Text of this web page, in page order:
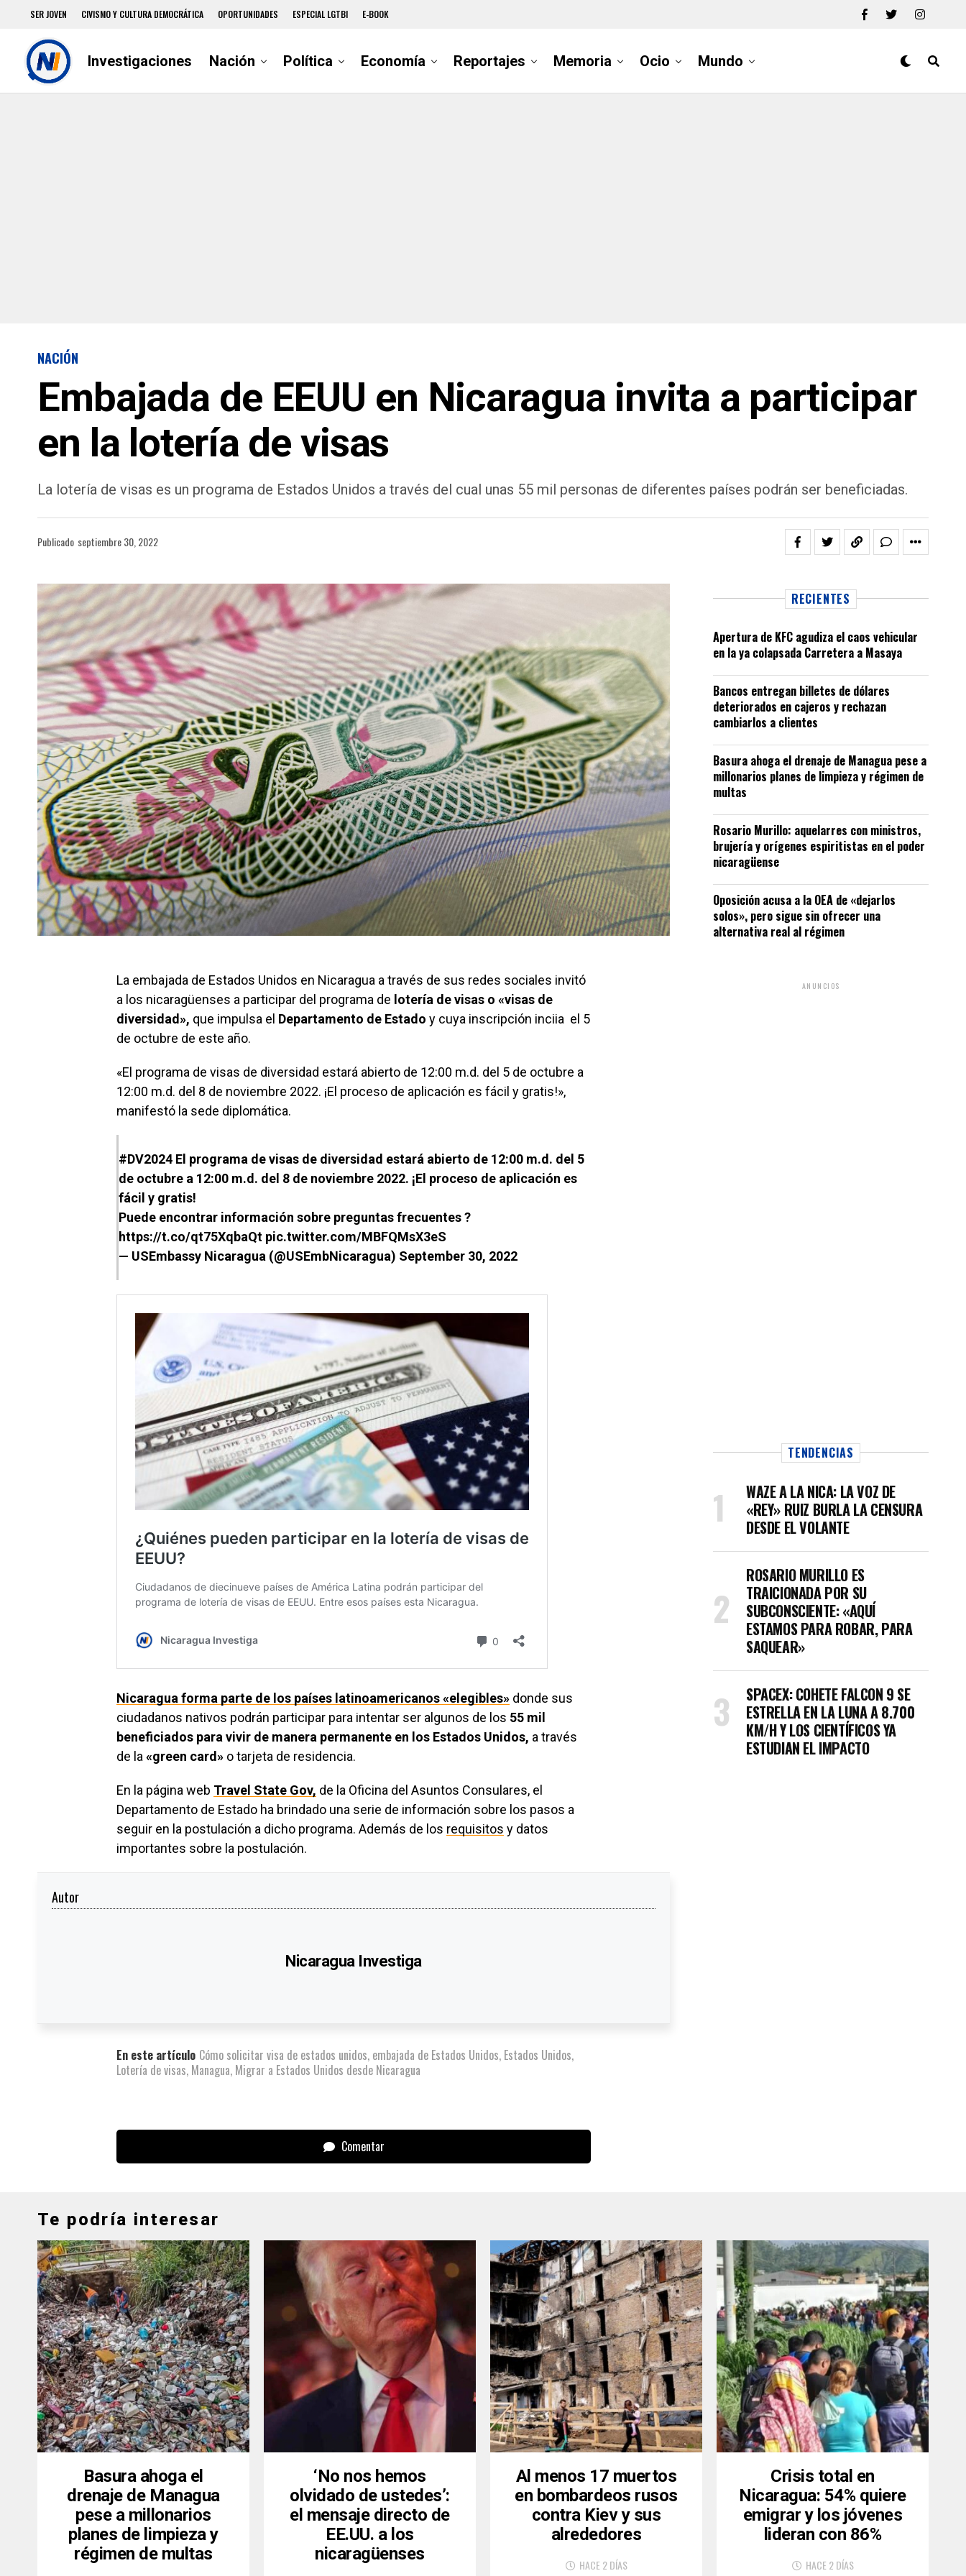
SER JOVEN CIVISMO Y CULTURA DEMOCRÁTICA OPORTUNIDADES ESPECIAL LGTBI E-BOOK
Investigaciones Nación Política Economía Reportajes Memoria Ocio Mundo
NACIÓN
Embajada de EEUU en Nicaragua invita a participar
en la lotería de visas
La lotería de visas es un programa de Estados Unidos a través del cual unas 55 mil personas de diferentes países podrán ser beneficiadas.
Publicado septiembre 30, 2022
La embajada de Estados Unidos en Nicaragua a través de sus redes sociales invitó
a los nicaragüenses a participar del programa de lotería de visas o «visas de
diversidad», que impulsa el Departamento de Estado y cuya inscripción inciia el 5
de octubre de este año.
«El programa de visas de diversidad estará abierto de 12:00 m.d. del 5 de octubre a
12:00 m.d. del 8 de noviembre 2022. ¡El proceso de aplicación es fácil y gratis!»,
manifestó la sede diplomática.
#DV2024 El programa de visas de diversidad estará abierto de 12:00 m.d. del 5
de octubre a 12:00 m.d. del 8 de noviembre 2022. ¡El proceso de aplicación es
fácil y gratis!
Puede encontrar información sobre preguntas frecuentes ?
https://t.co/qt75XqbaQt pic.twitter.com/MBFQMsX3eS
— USEmbassy Nicaragua (@USEmbNicaragua) September 30, 2022
Nicaragua forma parte de los países latinoamericanos «elegibles» donde sus
ciudadanos nativos podrán participar para intentar ser algunos de los 55 mil
beneficiados para vivir de manera permanente en los Estados Unidos, a través
de la «green card» o tarjeta de residencia.
En la página web Travel State Gov, de la Oficina del Asuntos Consulares, el
Departamento de Estado ha brindado una serie de información sobre los pasos a
seguir en la postulación a dicho programa. Además de los requisitos y datos
importantes sobre la postulación.
Autor
Nicaragua Investiga
En este artículo Cómo solicitar visa de estados unidos, embajada de Estados Unidos, Estados Unidos,
Lotería de visas, Managua, Migrar a Estados Unidos desde Nicaragua
Comentar
RECIENTES
Apertura de KFC agudiza el caos vehicular
en la ya colapsada Carretera a Masaya
Bancos entregan billetes de dólares
deteriorados en cajeros y rechazan
cambiarlos a clientes
Basura ahoga el drenaje de Managua pese a
millonarios planes de limpieza y régimen de
multas
Rosario Murillo: aquelarres con ministros,
brujería y orígenes espiritistas en el poder
nicaragüense
Oposición acusa a la OEA de «dejarlos
solos», pero sigue sin ofrecer una
alternativa real al régimen
ANUNCIOS
TENDENCIAS
WAZE A LA NICA: LA VOZ DE
«REY» RUIZ BURLA LA CENSURA
DESDE EL VOLANTE
ROSARIO MURILLO ES
TRAICIONADA POR SU
SUBCONSCIENTE: «AQUÍ
ESTAMOS PARA ROBAR, PARA
SAQUEAR»
SPACEX: COHETE FALCON 9 SE
ESTRELLA EN LA LUNA A 8.700
KM/H Y LOS CIENTÍFICOS YA
ESTUDIAN EL IMPACTO
Te podría interesar
Basura ahoga el
drenaje de Managua
pese a millonarios
planes de limpieza y
régimen de multas
‘No nos hemos
olvidado de ustedes’:
el mensaje directo de
EE.UU. a los
nicaragüenses
Al menos 17 muertos
en bombardeos rusos
contra Kiev y sus
alrededores
HACE 2 DÍAS
Crisis total en
Nicaragua: 54% quiere
emigrar y los jóvenes
lideran con 86%
HACE 2 DÍAS